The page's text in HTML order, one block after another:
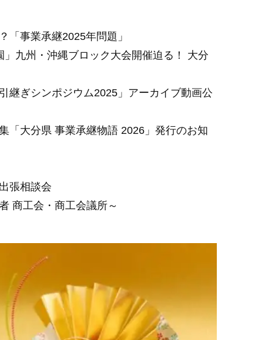
「事業承継2025年問題」
九州・沖縄ブロック大会開催迫る！ 大分
継ぎシンポジウム2025」アーカイブ動画公
「大分県 事業承継物語 2026」発行のお知
張相談会
商工会・商工会議所～